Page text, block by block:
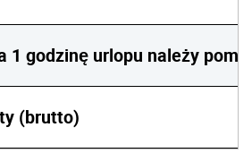
1 godzinę urlopu należy
(brutto)